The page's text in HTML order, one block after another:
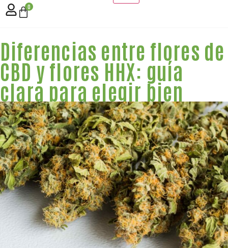
0
Diferencias entre flores de
CBD y flores HHX: guía
clara para elegir bien